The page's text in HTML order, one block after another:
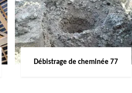
Débistrage de cheminée 77